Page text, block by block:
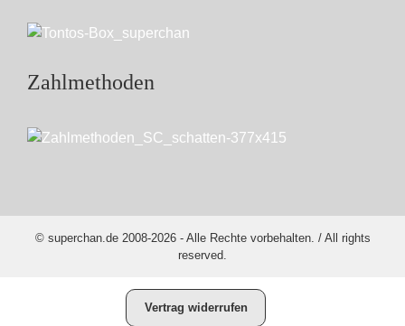
Zahlmethoden
© superchan.de 2008-2026 - Alle Rechte vorbehalten. / All rights
reserved.
Vertrag widerrufen